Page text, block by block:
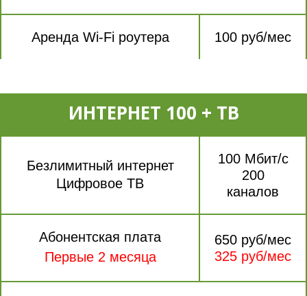
Аренда Wi-Fi роутера 100 руб/мес
ИНТЕРНЕТ 100 + ТВ
Безлимитный интернет
Цифровое ТВ
100 Мбит/с
200
каналов
Абонентская плата
Первые 2 месяца
650 руб/мес
325 руб/мес